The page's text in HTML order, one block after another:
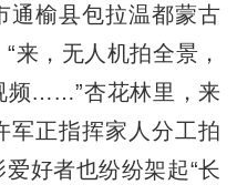
榆县包拉温都蒙古
来，无人机拍全景，
频……”杏花林里，来
军正指挥家人分工拍
好者也纷纷架起“长